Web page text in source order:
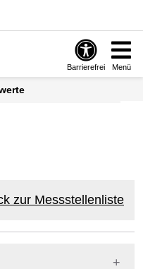
Barrierefrei Menü
zur Messstellenliste